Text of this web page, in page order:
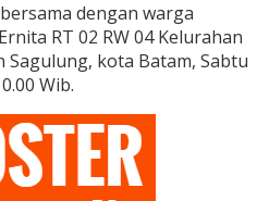
dengan warga
RT 02 RW 04 Kelurahan
Sagulung, kota Batam, Sabtu
Wib.